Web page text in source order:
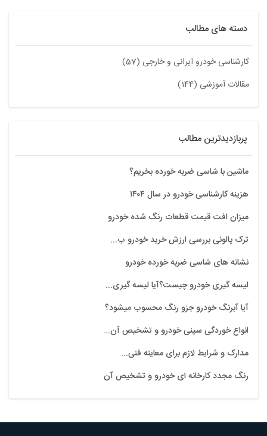
دسته های مطالب
کارشناسی خودرو ایرانی و خارجی (57)
مقالات آموزشی (144)
پربازدیدترین مطالب
ماشین با شاسی ضربه خورده بخریم؟
هزینه کارشناسی خودرو در سال ۱۴۰۴
میزان افت قیمت قطعات رنگ شده خودرو
ترک پالونی بررسی ارزش خرید خودرو ب...
نشانه های شاسی ضربه خورده خودرو
لیسه گیری خودرو چیست؟آیا لیسه گیری...
آیا آبرنگ خودرو جزو رنگ محسوب میشود؟
انواع خوردگی سینی خودرو و تشخیص آن...
مدارک و شرایط لازم برای معاینه فنی...
رنگ مجدد کارخانه ای خودرو و تشخیص آن